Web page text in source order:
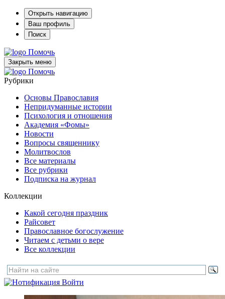
Открыть навигацию
Ваш профиль
Поиск
Помочь
Закрыть меню
Помочь
Рубрики
Основы Православия
Непридуманные истории
Психология и отношения
Академия «Фомы»
Новости
Вопросы священнику
Молитвослов
Все материалы
Все рубрики
Подписка на журнал
Коллекции
Какой сегодня праздник
Райсовет
Православное богослужение
Читаем с детьми о вере
Все коллекции
Войти